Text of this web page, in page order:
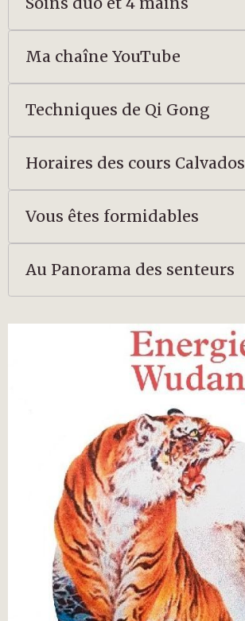
Ma chaîne YouTube
Techniques de Qi Gong
Horaires des cours Calvados
Vous êtes formidables
Au Panorama des senteurs